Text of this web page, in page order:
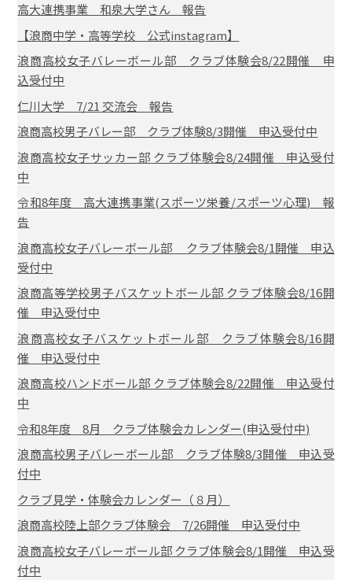
高大連携事業 和泉大学さん 報告
【浪商中学・高等学校 公式instagram】
浪商高校女子バレーボール部 クラブ体験会8/22開催 申
込受付中
仁川大学 7/21 交流会 報告
浪商高校男子バレー部 クラブ体験8/3開催 申込受付中
浪商高校女子サッカー部 クラブ体験会8/24開催 申込受付
中
令和8年度 高大連携事業(スポーツ栄養/スポーツ心理) 報
告
浪商高校女子バレーボール部 クラブ体験会8/1開催 申込
受付中
浪商高等学校男子バスケットボール部 クラブ体験会8/16開
催 申込受付中
浪商高校女子バスケットボール部 クラブ体験会8/16開
催 申込受付中
浪商高校ハンドボール部 クラブ体験会8/22開催 申込受付
中
令和8年度 8月 クラブ体験会カレンダー(申込受付中)
浪商高校男子バレーボール部 クラブ体験8/3開催 申込受
付中
クラブ見学・体験会カレンダー（８月）
浪商高校陸上部クラブ体験会 7/26開催 申込受付中
浪商高校女子バレーボール部 クラブ体験会8/1開催 申込受
付中